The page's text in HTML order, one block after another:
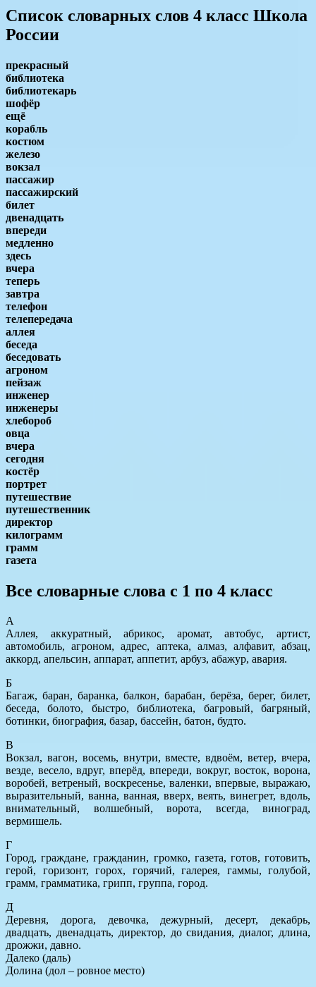
Список словарных слов 4 класс Школа
России
прекрасный
библиотека
библиотекарь
шофёр
ещё
корабль
костюм
железо
вокзал
пассажир
пассажирский
билет
двенадцать
впереди
медленно
здесь
вчера
теперь
завтра
телефон
телепередача
аллея
беседа
беседовать
агроном
пейзаж
инженер
инженеры
хлебороб
овца
вчера
сегодня
костёр
портрет
путешествие
путешественник
директор
килограмм
грамм
газета
Все словарные слова с 1 по 4 класс
А
Аллея, аккуратный, абрикос, аромат, автобус, артист,
автомобиль, агроном, адрес, аптека, алмаз, алфавит, абзац,
аккорд, апельсин, аппарат, аппетит, арбуз, абажур, авария.
Б
Багаж, баран, баранка, балкон, барабан, берёза, берег, билет,
беседа, болото, быстро, библиотека, багровый, багряный,
ботинки, биография, базар, бассейн, батон, будто.
В
Вокзал, вагон, восемь, внутри, вместе, вдвоём, ветер, вчера,
везде, весело, вдруг, вперёд, впереди, вокруг, восток, ворона,
воробей, ветреный, воскресенье, валенки, впервые, выражаю,
выразительный, ванна, ванная, вверх, веять, винегрет, вдоль,
внимательный, волшебный, ворота, всегда, виноград,
вермишель.
Г
Город, граждане, гражданин, громко, газета, готов, готовить,
герой, горизонт, горох, горячий, галерея, гаммы, голубой,
грамм, грамматика, грипп, группа, город.
Д
Деревня, дорога, девочка, дежурный, десерт, декабрь,
двадцать, двенадцать, директор, до свидания, диалог, длина,
дрожжи, давно.
Далеко (даль)
Долина (дол – ровное место)